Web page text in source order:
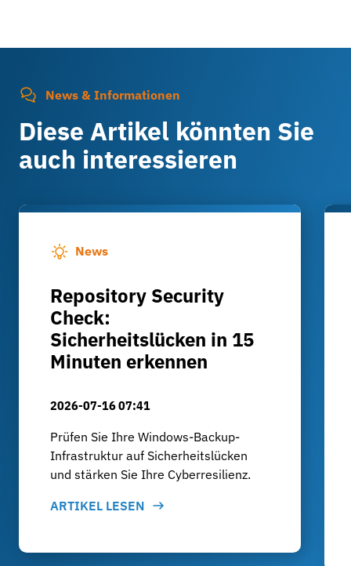
News & Informationen
Diese Artikel könnten Sie
auch interessieren
News
Repository Security
Check:
Sicherheitslücken in 15
Minuten erkennen
2026-07-16 07:41
Prüfen Sie Ihre Windows-Backup-
Infrastruktur auf Sicherheitslücken
und stärken Sie Ihre Cyberresilienz.
ARTIKEL LESEN